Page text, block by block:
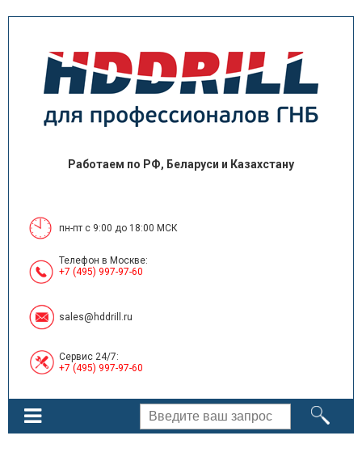
Работаем по РФ, Беларуси и Казахстану
пн-пт с 9:00 до 18:00 МСК
Телефон в Москве:
+7 (495) 997-97-60
sales@hddrill.ru
Сервис 24/7:
+7 (495) 997-97-60